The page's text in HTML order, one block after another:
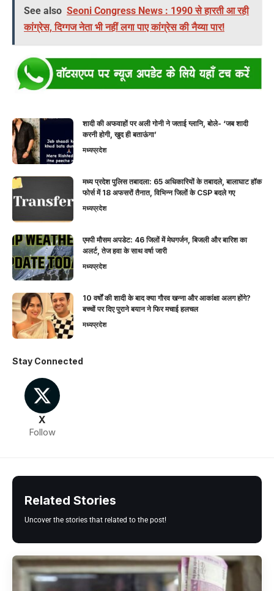
See also Seoni Congress News : 1990 से हारती आ रही
कांग्रेस, दिग्गज नेता भी नहीं लगा पाए कांग्रेस की नैय्या पार!
शादी की अफवाहों पर अली गोनी ने जताई ग्लानि, बोले- ‘जब शादी
करनी होगी, खुद ही बताऊंगा’
मध्यप्रदेश
मध्य प्रदेश पुलिस तबादला: 65 अधिकारियों के तबादले, बालाघाट हॉक
फोर्स में 18 अफसरों तैनात, विभिन्न जिलों के CSP बदले गए
मध्यप्रदेश
एमपी मौसम अपडेट: 46 जिलों में मेघगर्जन, बिजली और बारिश का
अलर्ट, तेज हवा के साथ वर्षा जारी
मध्यप्रदेश
10 वर्षों की शादी के बाद क्या गौरव खन्ना और आकांक्षा अलग होंगे?
बच्चों पर दिए पुराने बयान ने फिर मचाई हलचल
मध्यप्रदेश
Stay Connected
X
Follow
Related Stories
Uncover the stories that related to the post!